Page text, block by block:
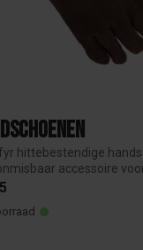
hittebestendige
accessoire